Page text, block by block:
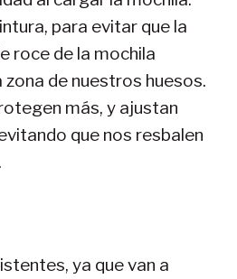
para evitar que la
roce de la mochila
zona de nuestros huesos.
más, y ajustan
que nos resbalen
ya que van a